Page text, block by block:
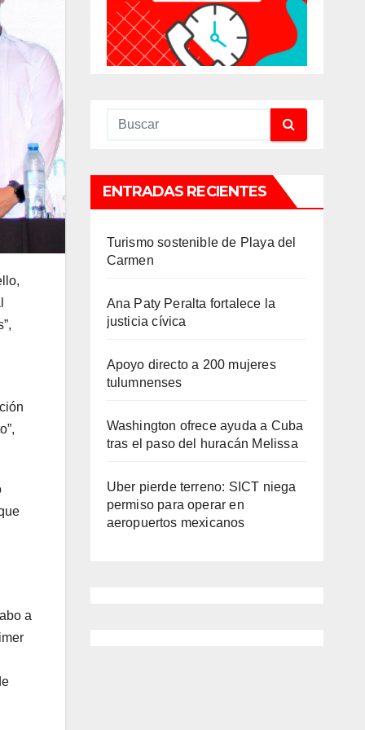
a
ENTRADAS RECIENTES
Turismo sostenible de Playa del
Carmen
Ana Paty Peralta fortalece la
justicia cívica
Apoyo directo a 200 mujeres
tulumnenses
Washington ofrece ayuda a Cuba
tras el paso del huracán Melissa
Uber pierde terreno: SICT niega
permiso para operar en
aeropuertos mexicanos